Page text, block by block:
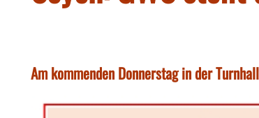
Am kommenden Donnerstag in der